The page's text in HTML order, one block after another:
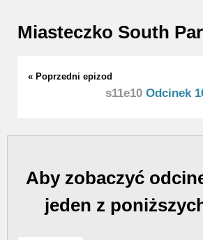
Miasteczko South
« Poprzedni epizod
s11e10 Odcinek
Aby zobaczyć
jeden z